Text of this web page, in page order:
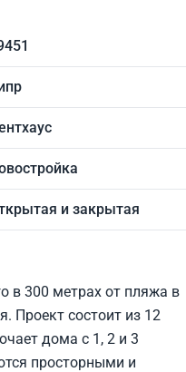
и закрытая
в 300 метрах от пляжа в
Проект состоит из 12
дома с 1, 2 и 3
просторными и